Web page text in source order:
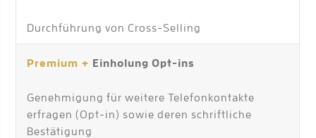
Durchführung von Cross-Selling
Premium + Einholung Opt-ins
Genehmigung für weitere Telefonkontakte
erfragen (Opt-in) sowie deren schriftliche
Bestätigung